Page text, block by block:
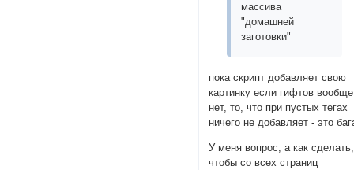
массива
"домашней
заготовки"
пока скрипт добавляет свою
картинку если гифтов вообще
нет, то, что при пустых тегах
ничего не добавляет - это
У меня вопрос, а как сделать,
чтобы со всех страниц